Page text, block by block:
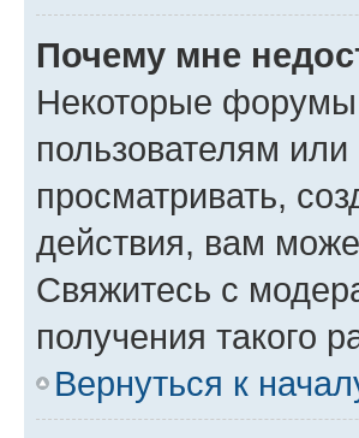
Почему мне
Некоторые
пользователям
просматривать,
действия, вам
Свяжитесь с
получения такого
Вернуться к